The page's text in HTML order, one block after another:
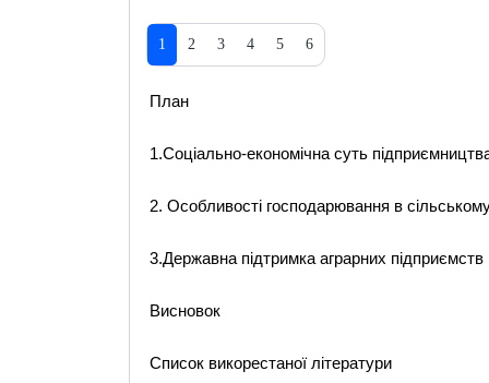
1 2 3 4 5 6
План
1.Соціально-економічна суть
2. Особливості господарювання в
3.Державна підтримка аграрних підприємств
Висновок
Список викорестаної літератури